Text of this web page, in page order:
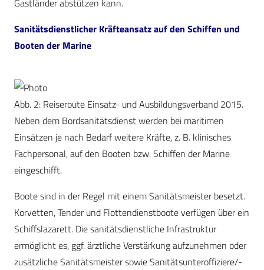
Gastländer abstützen kann.
Sanitätsdienstlicher Kräfteansatz auf den Schiffen und
Booten der Marine
Abb. 2: Reiseroute Einsatz- und Ausbildungsverband 2015.
Neben dem Bordsanitätsdienst werden bei maritimen
Einsätzen je nach Bedarf weitere Kräfte, z. B. klinisches
Fachpersonal, auf den Booten bzw. Schiffen der Marine
eingeschifft.
Boote sind in der Regel mit einem Sanitätsmeister besetzt.
Korvetten, Tender und Flottendienstboote verfügen über ein
Schiffslazarett. Die sanitätsdienstliche Infrastruktur
ermöglicht es, ggf.ärztliche Verstärkung aufzunehmen oder
zusätzliche Sanitätsmeister sowie Sanitätsunteroffiziere/-